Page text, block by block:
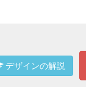
デザインの解説